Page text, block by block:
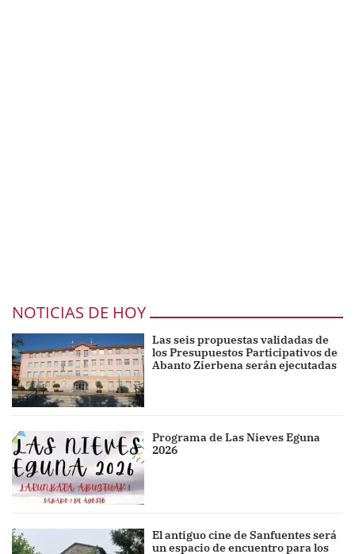
NOTICIAS DE HOY
Las seis propuestas validadas de
los Presupuestos Participativos de
Abanto Zierbena serán ejecutadas
Programa de Las Nieves Eguna
2026
El antiguo cine de Sanfuentes será
un espacio de encuentro para los